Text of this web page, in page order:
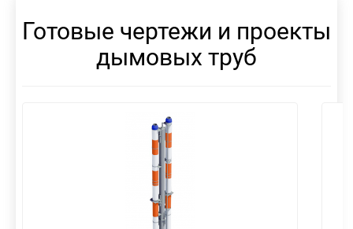
Готовые чертежи и проекты
дымовых труб